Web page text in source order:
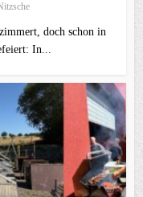
doch schon in
In...